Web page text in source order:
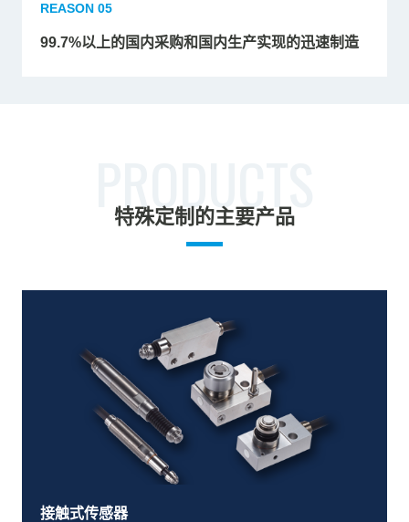
REASON 05
99.7%以上的国内采购和国内生产实现的迅速制造
PRODUCTS
特殊定制的主要产品
接触式传感器